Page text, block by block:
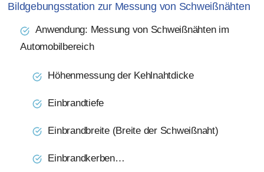
Bildgebungsstation zur Messung von Schweißnähten
Anwendung: Messung von Schweißnähten im
Automobilbereich
Höhenmessung der Kehlnahtdicke
Einbrandtiefe
Einbrandbreite (Breite der Schweißnaht)
Einbrandkerben…